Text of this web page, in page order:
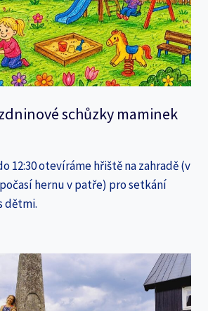
schůzky maminek
12:30 otevíráme hřiště na zahradě (v
hernu v patře) pro setkání
dětmi.